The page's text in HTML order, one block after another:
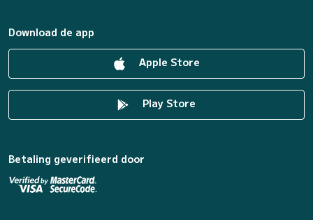
Download de app
Apple Store
Play Store
Betaling geverifieerd door